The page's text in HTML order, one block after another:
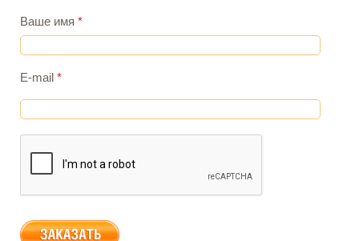
Ваше имя *
E-mail *